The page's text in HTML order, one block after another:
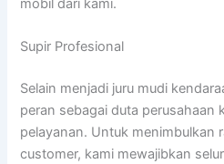
mobil dari kami.
Supir Profesional
Selain menjadi juru mudi
peran sebagai duta perusahaan
pelayanan. Untuk menimbulkan
customer, kami mewajibkan